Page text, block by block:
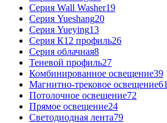
Серия Wall Washer19
Серия Yueshang20
Серия Yueying13
Серия К12 профиль26
Серия облачная8
Теневой профиль27
Комбинированное освещение39
Магнитно-трековое освещение61
Потолочное освещение72
Прямое освещение24
Светодиодная лента79